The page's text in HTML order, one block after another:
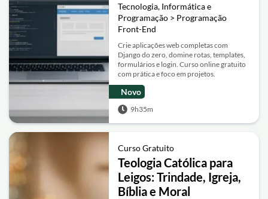
Tecnologia, Informática e
Programação > Programação
Front-End
Crie aplicações web completas com
Django do zero, domine rotas, templates,
formulários e login. Curso online gratuito
com prática e foco em projetos.
Novo
9h35m
Curso Gratuito
Teologia Católica para
Leigos: Trindade, Igreja,
Bíblia e Moral